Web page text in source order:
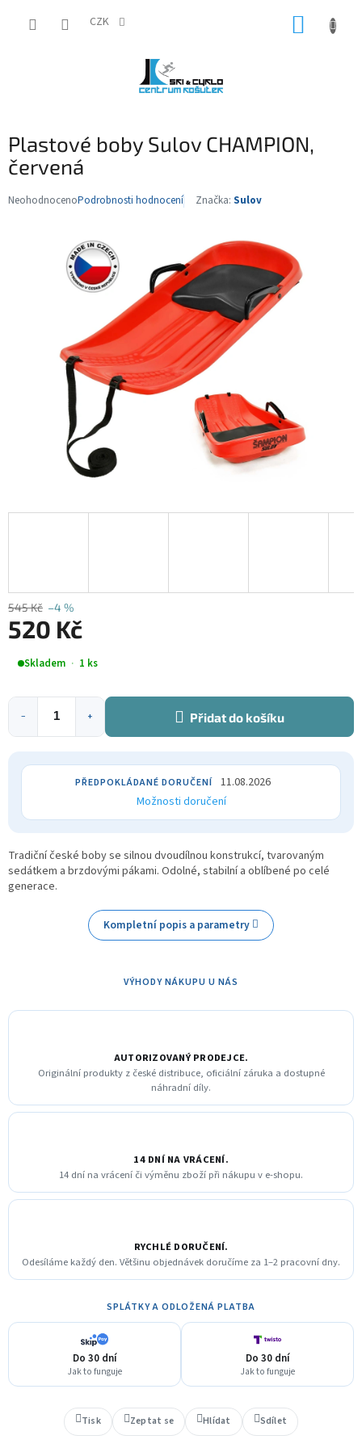
CZK
Plastové boby Sulov CHAMPION,
červená
Průměrné
NeohodnocenoPodrobnosti hodnocení Značka: Sulov
545 Kč –4 %
520 Kč
Měrná
cena:
Skladem 1 ks
+
− Přidat do košíku
11.08.2026
Možnosti doručení
Tradiční české boby se silnou dvoudílnou konstrukcí, tvarovaným
sedátkem a brzdovými pákami. Odolné, stabilní a oblíbené po celé
generace.
Kompletní popis a parametry
VÝHODY NÁKUPU U NÁS
AUTORIZOVANÝ PRODEJCE.
Originální produkty z české distribuce, oficiální záruka a dostupné
náhradní díly.
14 DNÍ NA VRÁCENÍ.
14 dní na vrácení či výměnu zboží při nákupu v e-shopu.
RYCHLÉ DORUČENÍ.
Odesíláme každý den. Většinu objednávek doručíme za 1–2 pracovní dny.
SPLÁTKY A ODLOŽENÁ PLATBA
Do 30 dní
Jak to funguje
Do 30 dní
Jak to funguje
Tisk Zeptat se Hlídat Sdílet